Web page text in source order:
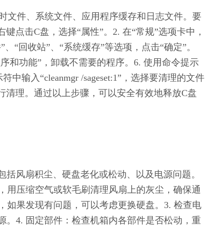
文件、系统文件、应用程序缓存和日志文件。要
点击C盘，选择“属性”。2. 在“常规”选项卡中，
“回收站”、“系统缓存”等选项，点击“确定”。
和功能”，卸载不需要的程序。6. 使用命令提示
中输入“cleanmgr /sageset:1”，选择要清理的文件
清理。通过以上步骤，可以安全有效地释放C盘
风扇积尘、硬盘老化或松动、以及电源问题。
用压缩空气或软毛刷清理风扇上的灰尘，确保通
如果发现有问题，可以考虑更换硬盘。3. 检查电
4. 固定部件：检查机箱内各部件是否松动，重